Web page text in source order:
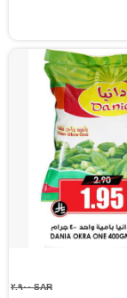
SAR ٢.٩٠٠